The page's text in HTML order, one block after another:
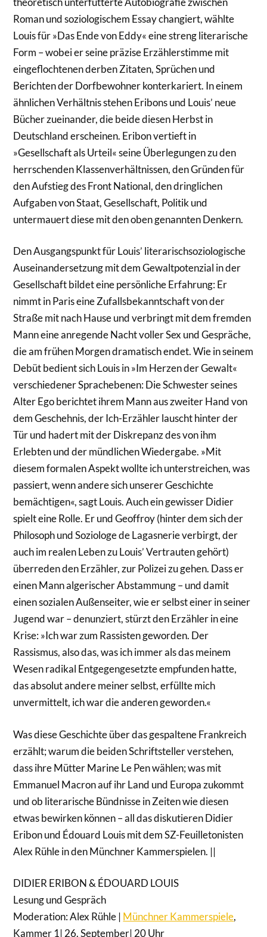
Roman und soziologischem Essay changiert, wählte
Louis für »Das Ende von Eddy« eine streng literarische
Form – wobei er seine präzise Erzählerstimme mit
eingeflochtenen derben Zitaten, Sprüchen und
Berichten der Dorfbewohner konterkariert. In einem
ähnlichen Verhältnis stehen Eribons und Louis’ neue
Bücher zueinander, die beide diesen Herbst in
Deutschland erscheinen. Eribon vertieft in
»Gesellschaft als Urteil« seine Überlegungen zu den
herrschenden Klassenverhältnissen, den Gründen für
den Aufstieg des Front National, den dringlichen
Aufgaben von Staat, Gesellschaft, Politik und
untermauert diese mit den oben genannten Denkern.
Den Ausgangspunkt für Louis’ literarischsoziologische
Auseinandersetzung mit dem Gewaltpotenzial in der
Gesellschaft bildet eine persönliche Erfahrung: Er
nimmt in Paris eine Zufallsbekanntschaft von der
Straße mit nach Hause und verbringt mit dem fremden
Mann eine anregende Nacht voller Sex und Gespräche,
die am frühen Morgen dramatisch endet. Wie in seinem
Debüt bedient sich Louis in »Im Herzen der Gewalt«
verschiedener Sprachebenen: Die Schwester seines
Alter Ego berichtet ihrem Mann aus zweiter Hand von
dem Geschehnis, der Ich-Erzähler lauscht hinter der
Tür und hadert mit der Diskrepanz des von ihm
Erlebten und der mündlichen Wiedergabe. »Mit
diesem formalen Aspekt wollte ich unterstreichen, was
passiert, wenn andere sich unserer Geschichte
bemächtigen«, sagt Louis. Auch ein gewisser Didier
spielt eine Rolle. Er und Geoffroy (hinter dem sich der
Philosoph und Soziologe de Lagasnerie verbirgt, der
auch im realen Leben zu Louis’ Vertrauten gehört)
überreden den Erzähler, zur Polizei zu gehen. Dass er
einen Mann algerischer Abstammung – und damit
einen sozialen Außenseiter, wie er selbst einer in seiner
Jugend war – denunziert, stürzt den Erzähler in eine
Krise: »Ich war zum Rassisten geworden. Der
Rassismus, also das, was ich immer als das meinem
Wesen radikal Entgegengesetzte empfunden hatte,
das absolut andere meiner selbst, erfüllte mich
unvermittelt, ich war die anderen geworden.«
Was diese Geschichte über das gespaltene Frankreich
erzählt; warum die beiden Schriftsteller verstehen,
dass ihre Mütter Marine Le Pen wählen; was mit
Emmanuel Macron auf ihr Land und Europa zukommt
und ob literarische Bündnisse in Zeiten wie diesen
etwas bewirken können – all das diskutieren Didier
Eribon und Édouard Louis mit dem SZ-Feuilletonisten
Alex Rühle in den Münchner Kammerspielen. ||
DIDIER ERIBON & ÉDOUARD LOUIS
Lesung und Gespräch
Moderation: Alex Rühle | Münchner Kammerspiele,
Kammer 1| 26. September| 20 Uhr